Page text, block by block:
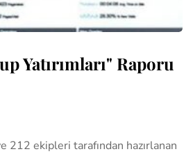
Yatırımları" Raporu
212 ekipleri tarafından hazırlanan